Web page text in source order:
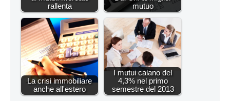
rallenta
mutuo
La crisi immobiliare
anche all'estero
I mutui calano del
4,3% nel primo
semestre del 2013